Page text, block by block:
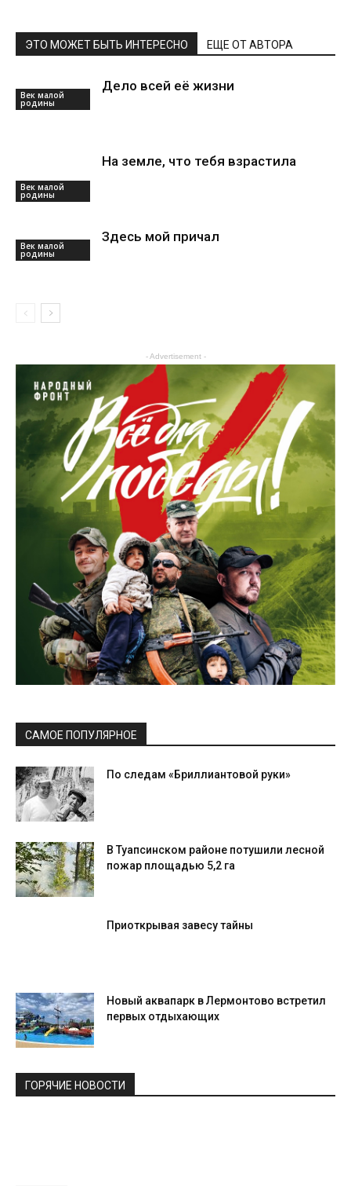
ЭТО МОЖЕТ БЫТЬ ИНТЕРЕСНО ЕЩЕ ОТ АВТОРА
Век малой
родины
Дело всей её жизни
Век малой
родины
На земле, что тебя взрастила
Век малой
родины
Здесь мой причал
- Advertisement -
САМОЕ ПОПУЛЯРНОЕ
По следам «Бриллиантовой руки»
В Туапсинском районе потушили лесной
пожар площадью 5,2 га
Приоткрывая завесу тайны
Новый аквапарк в Лермонтово встретил
первых отдыхающих
ГОРЯЧИЕ НОВОСТИ